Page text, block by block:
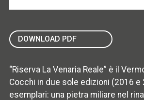
DOWNLOAD PDF
“Riserva La Venaria Reale” è il
Cocchi in due sole edizioni (2016 e
esemplari: una pietra miliare nel